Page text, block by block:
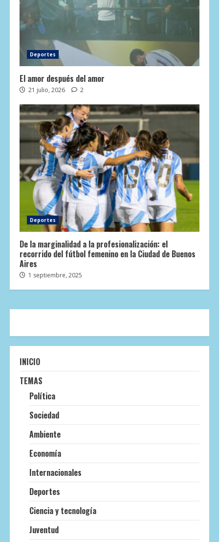
Deportes
El amor después del amor
21 julio, 2026 2
Deportes
De la marginalidad a la profesionalización: el
recorrido del fútbol femenino en la Ciudad de Buenos
Aires
1 septiembre, 2025
INICIO
TEMAS
Política
Sociedad
Ambiente
Economía
Internacionales
Deportes
Ciencia y tecnología
Juventud